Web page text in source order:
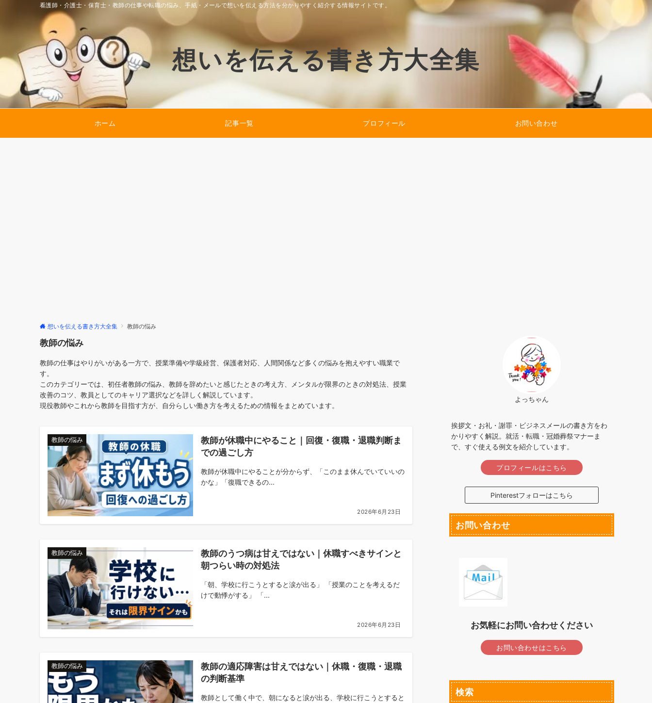
看護師・介護士・保育士・教師の仕事や転職の悩み、手紙・メールで想いを伝える方法を分かりやすく紹介する情報サイトです。
想いを伝える書き方大全集
ホーム 記事一覧 プロフィール お問い合わせ
想いを伝える書き方大全集 教師の悩み
教師の悩み
教師の仕事はやりがいがある一方で、授業準備や学級経営、保護者対応、人間関係など多くの悩みを抱えやすい職業で
す。
このカテゴリーでは、初任者教師の悩み、教師を辞めたいと感じたときの考え方、メンタルが限界のときの対処法、授業
改善のコツ、教員としてのキャリア選択などを詳しく解説しています。
現役教師やこれから教師を目指す方が、自分らしい働き方を考えるための情報をまとめています。
教師の悩み
教師が休職中にやること｜回復・復職・退職判断ま
での過ごし方
教師が休職中にやることが分からず、「このまま休んでいていいの
かな」「復職できるの...
2026年6月23日
教師の悩み
教師のうつ病は甘えではない｜休職すべきサインと
朝つらい時の対処法
「朝、学校に行こうとすると涙が出る」 「授業のことを考えるだ
けで動悸がする」 「...
2026年6月23日
教師の悩み
教師の適応障害は甘えではない｜休職・復職・退職
の判断基準
教師として働く中で、朝になると涙が出る、学校に行こうとすると
よっちゃん
挨拶文・お礼・謝罪・ビジネスメールの書き方をわ
かりやすく解説。就活・転職・冠婚葬祭マナーま
で、すぐ使える例文を紹介しています。
プロフィールはこちら
Pinterestフォローはこちら
お問い合わせ
お気軽にお問い合わせください
お問い合わせはこちら
検索